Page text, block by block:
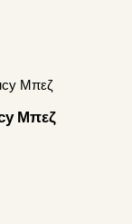
Μπεζ